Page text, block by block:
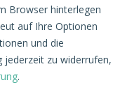
Browser hinterlegen
auf Ihre Optionen
und die
jederzeit zu widerrufen,
.